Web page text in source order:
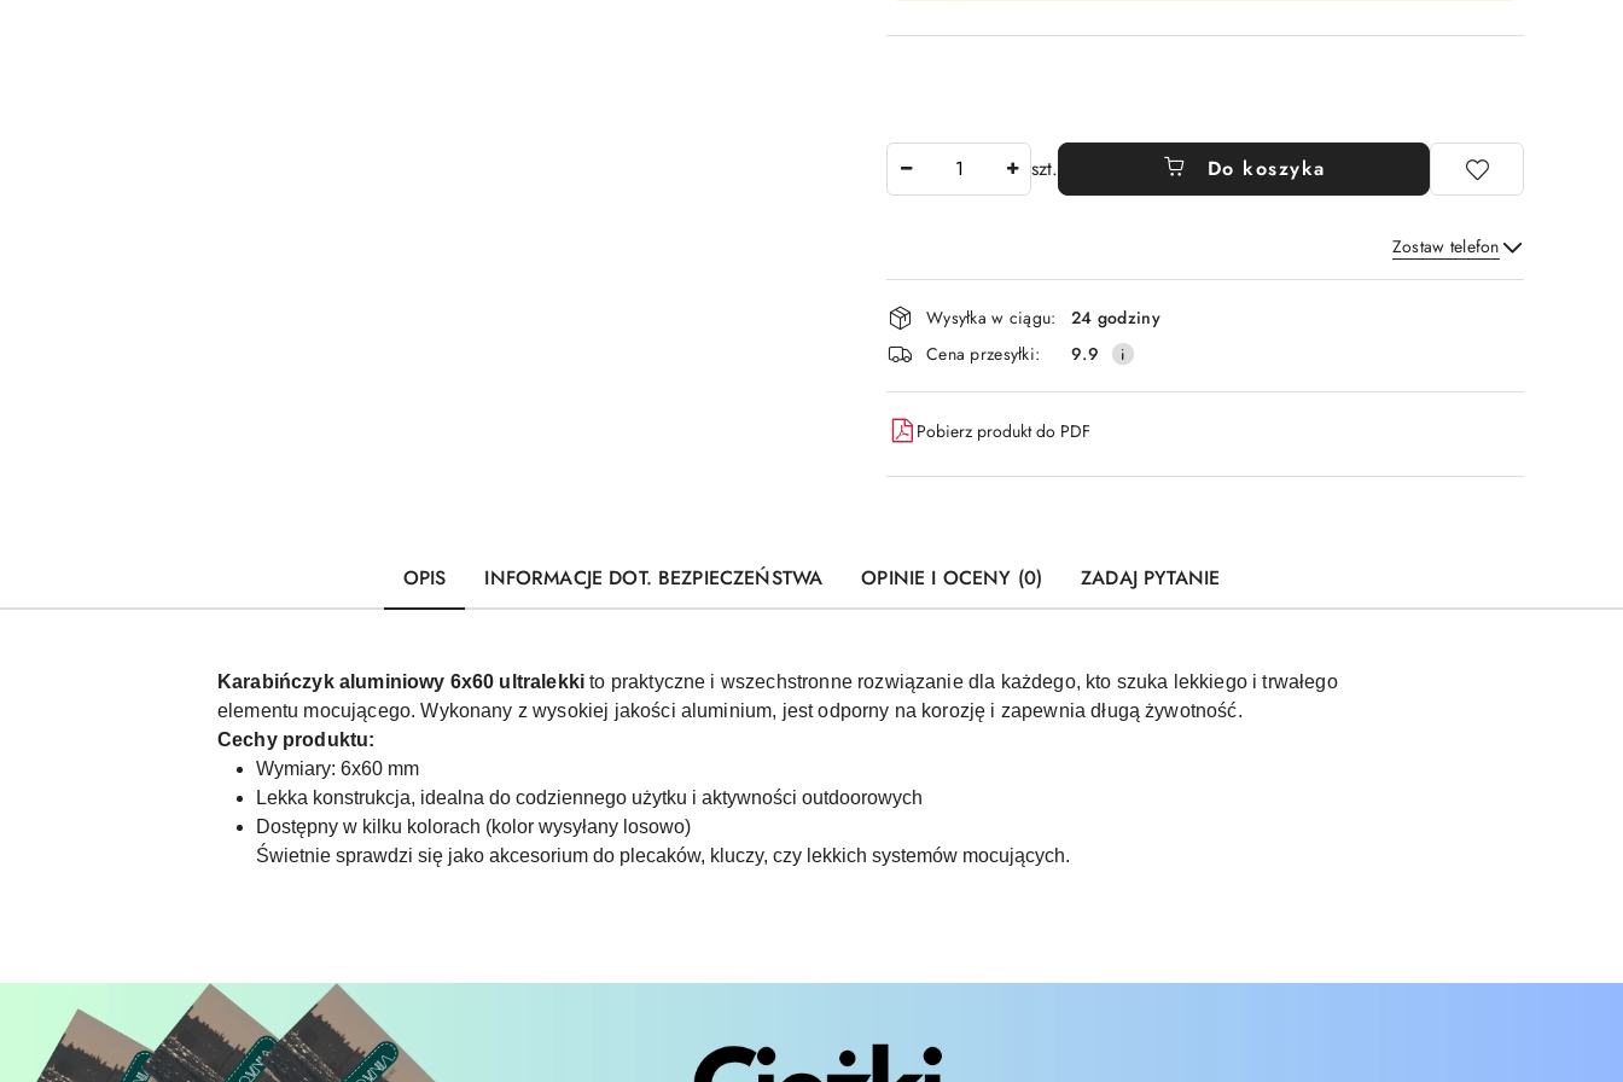
szt. Do koszyka
Zostaw telefon
Wyślij
Dostępność
i
dostawa
Wysyłka w ciągu:
24 godziny
Cena przesyłki:
9.9
Pobierz produkt do PDF
OPIS INFORMACJE DOT. BEZPIECZEŃSTWA OPINIE I OCENY (0) ZADAJ PYTANIE
Karabińczyk aluminiowy 6x60 ultralekki to praktyczne i wszechstronne rozwiązanie dla każdego, kto szuka lekkiego i trwałego
elementu mocującego. Wykonany z wysokiej jakości aluminium, jest odporny na korozję i zapewnia długą żywotność.
Cechy produktu:
Wymiary: 6x60 mm
Lekka konstrukcja, idealna do codziennego użytku i aktywności outdoorowych
Dostępny w kilku kolorach (kolor wysyłany losowo)
Świetnie sprawdzi się jako akcesorium do plecaków, kluczy, czy lekkich systemów mocujących.